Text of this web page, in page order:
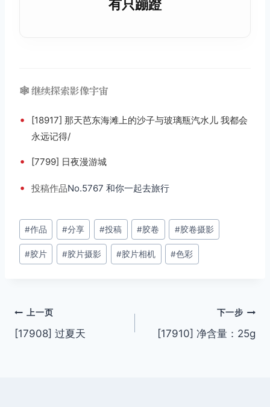
有只蹦蹬
🕸️ 继续探索影像宇宙
•
[18917] 那天芭东海滩上的沙子与玻璃瓶汽水儿 我都会
永远记得/
• [7799] 日夜漫游城
• 投稿作品No.5767 和你一起去旅行
文
章
标
#作品 #分享 #投稿 #胶卷 #胶卷摄影
#胶片 #胶片摄影 #胶片相机 #色彩
文
章
上一页
[17908] 过夏天
下一步
[17910] 净含量：25g